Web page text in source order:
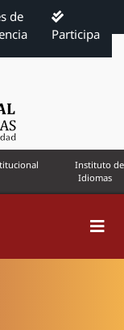
de
Participa
Instituto de
Idiomas